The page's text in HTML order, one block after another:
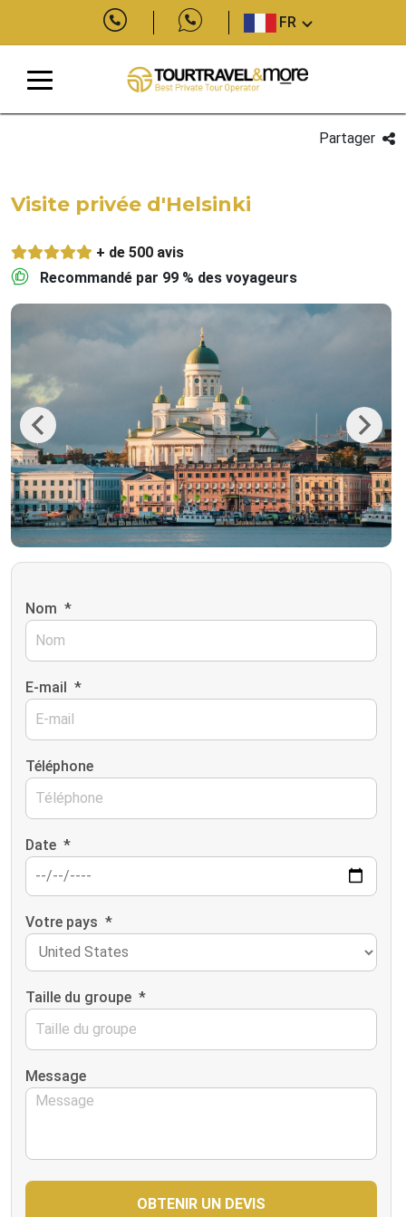
FR
Partager
Visite privée d'Helsinki
+ de 500 avis
Recommandé par 99 % des voyageurs
Previous Next
Nom *
E-mail *
Téléphone
Date *
Votre pays *
Taille du groupe *
Message